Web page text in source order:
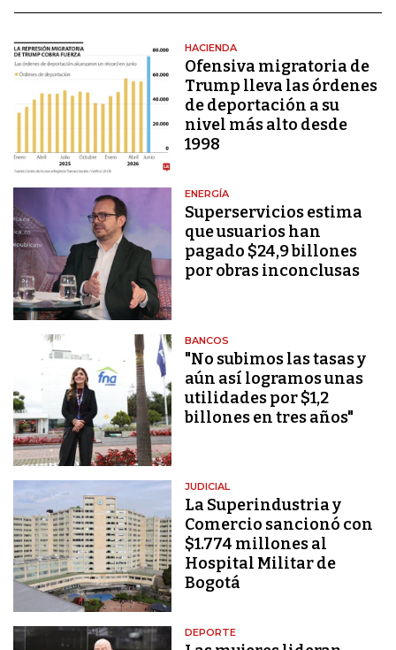
HACIENDA
Ofensiva migratoria de
Trump lleva las órdenes
de deportación a su
nivel más alto desde
1998
ENERGÍA
Superservicios estima
que usuarios han
pagado $24,9 billones
por obras inconclusas
BANCOS
"No subimos las tasas y
aún así logramos unas
utilidades por $1,2
billones en tres años"
JUDICIAL
La Superindustria y
Comercio sancionó con
$1.774 millones al
Hospital Militar de
Bogotá
DEPORTE